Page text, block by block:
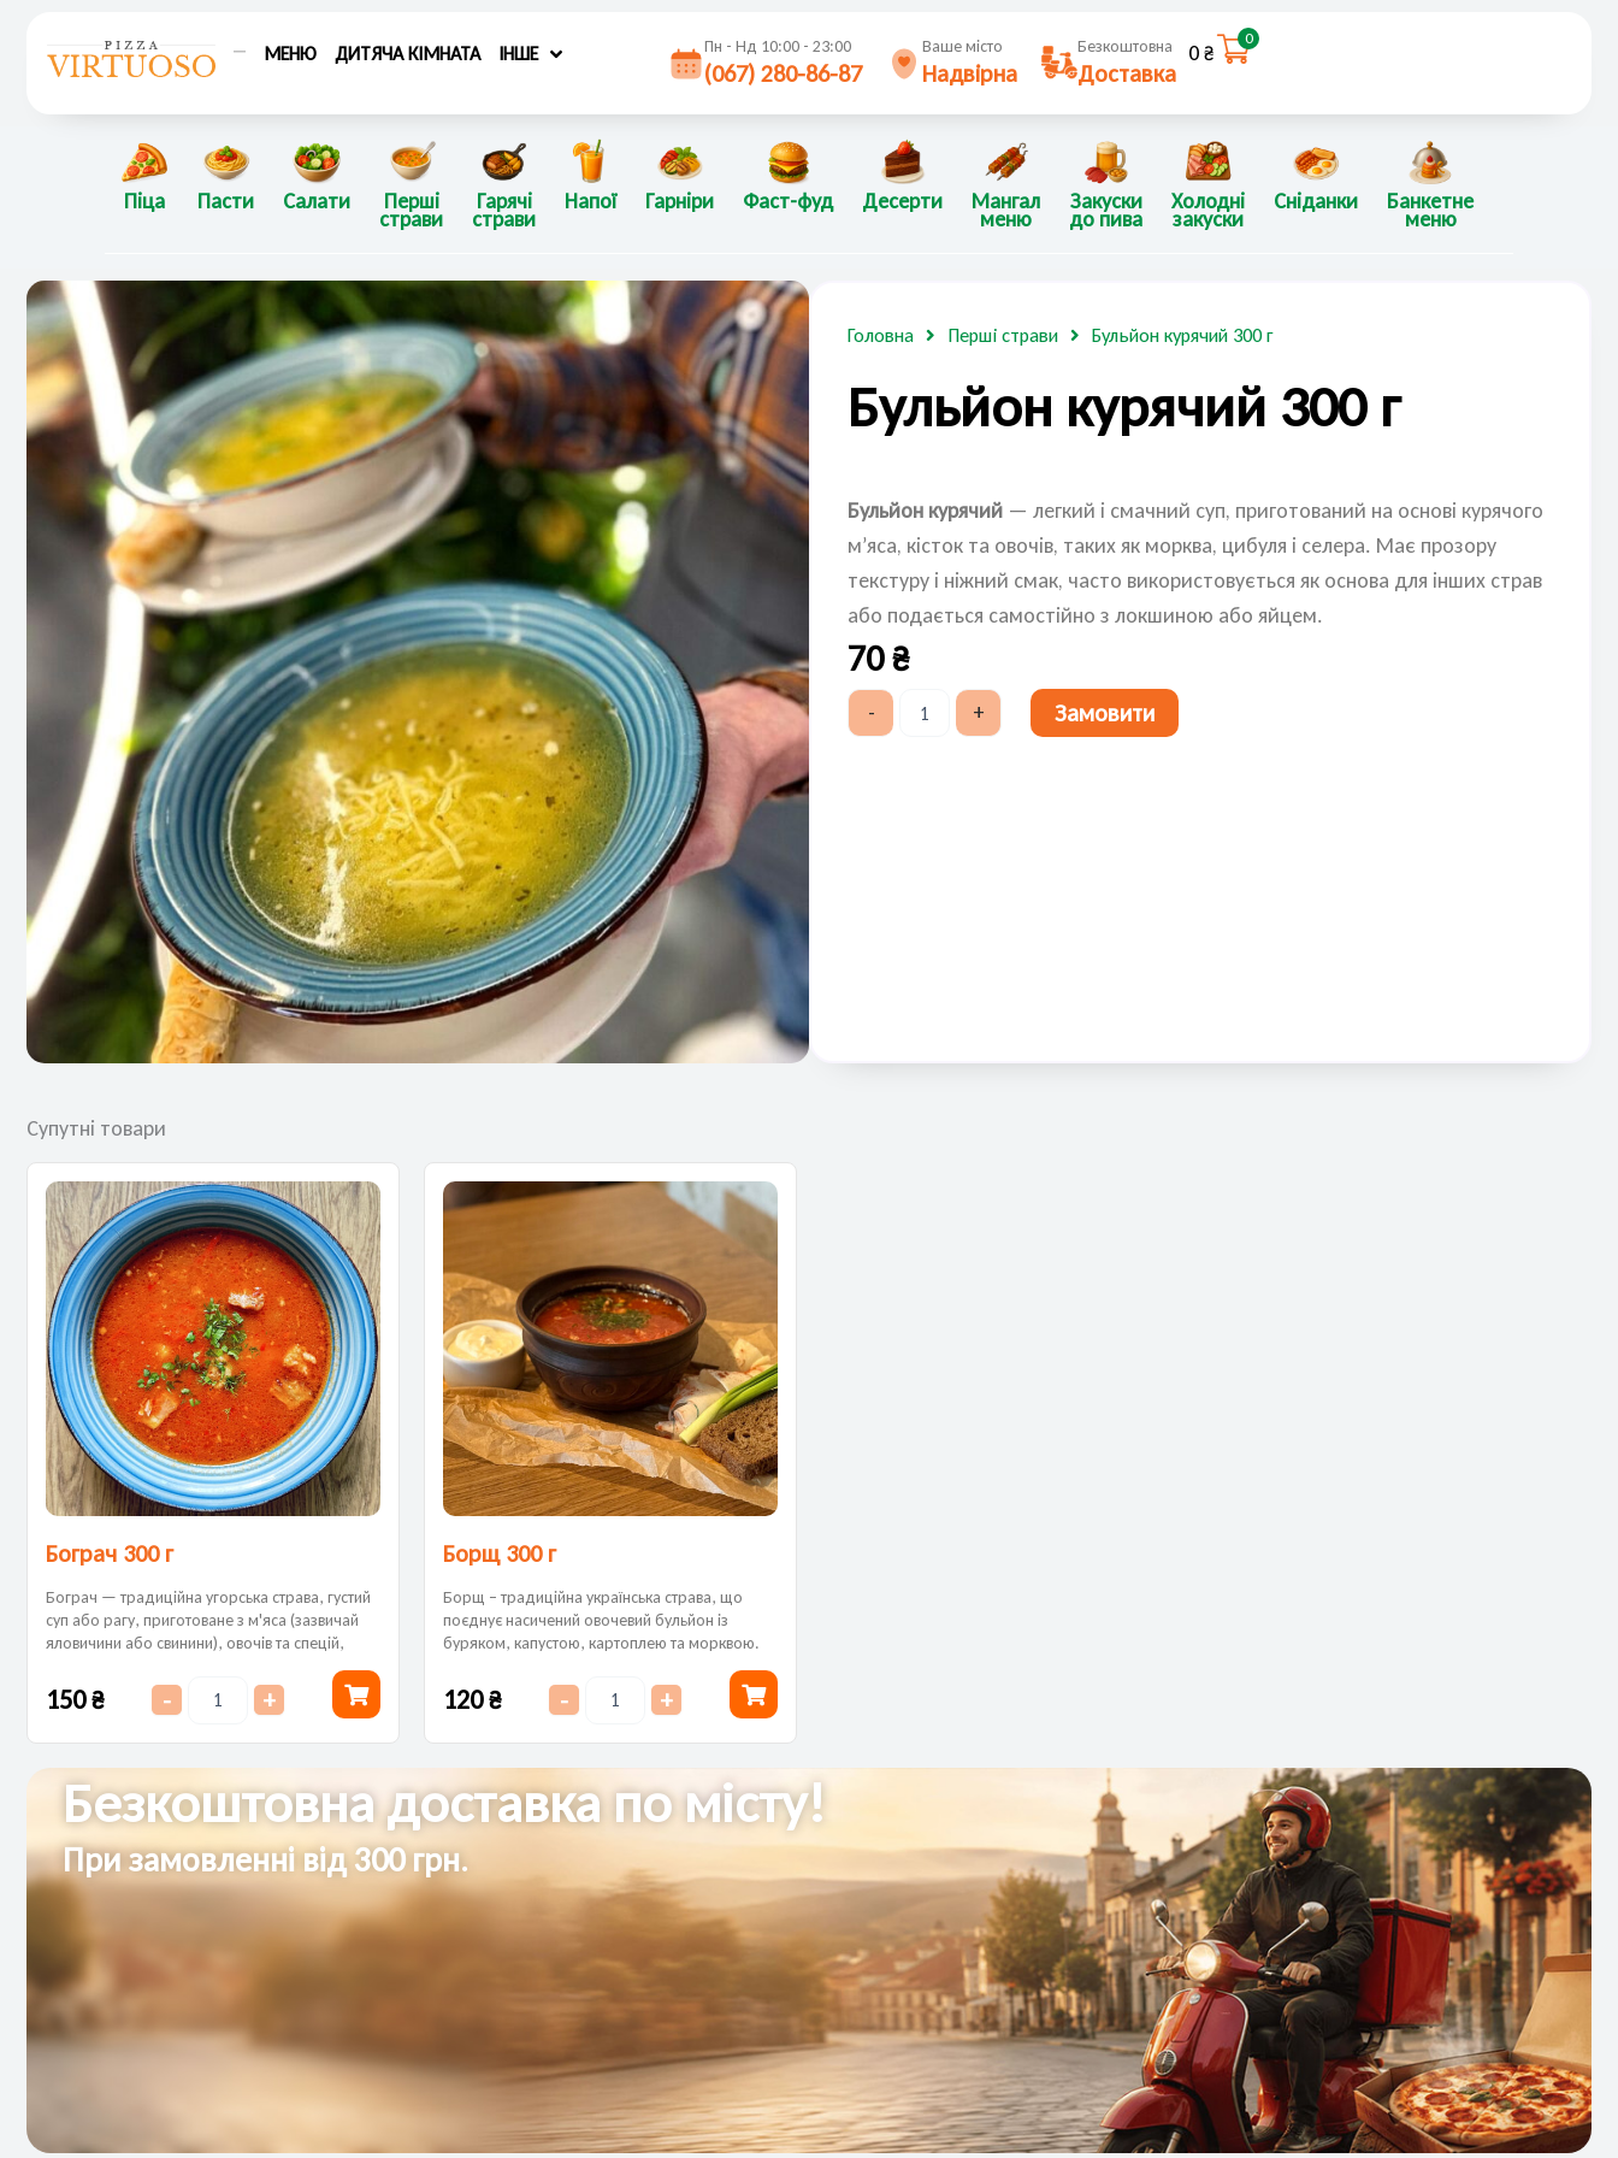
МЕНЮ ДИТЯЧА КІМНАТА ІНШЕ Пн - Нд 10:00 - 23:00
(067) 280-86-87
Ваше місто
Надвірна
Безкоштовна
Доставка
0₴
0
Піца Пасти Салати Перші
страви
Гарячі
страви
Напої Гарніри Фаст-фуд Десерти Мангал
меню
Закуски
до пива
Холодні
закуски
Сніданки Банкетне
меню
Головна Перші страви Бульйон курячий 300 г
Бульйон курячий 300 г
Бульйон курячий — легкий і смачний суп, приготований на основі курячого
м’яса, кісток та овочів, таких як морква, цибуля і селера. Має прозору
текстуру і ніжний смак, часто використовується як основа для інших страв
або подається самостійно з локшиною або яйцем.
-
Бульйон
курячий
+ Замовити
70₴
Супутні товари
Бограч 300 г
Бограч — традиційна угорська страва, густий
суп або рагу, приготоване з м'яса (зазвичай
яловичини або свинини), овочів та спецій,
зокрема паприки. Має насичений смак і...
150₴ - +
Борщ 300 г
Борщ – традиційна українська страва, що
поєднує насичений овочевий бульйон із
буряком, капустою, картоплею та морквою.
Має яскравий рубіновий колір і гармонійний
смак завдяки поєднанню...
120₴ - +
Безкоштовна доставка по місту!
При замовленні від 300 грн.